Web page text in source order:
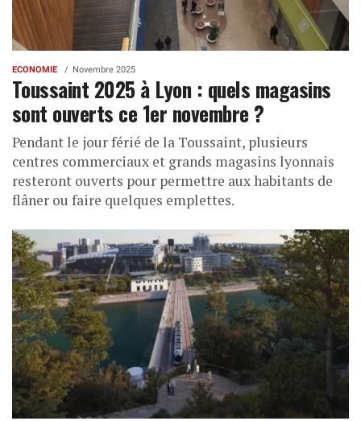
ECONOMIE Novembre 2025
Toussaint 2025 à Lyon : quels magasins
sont ouverts ce 1er novembre ?
Pendant le jour férié de la Toussaint, plusieurs
centres commerciaux et grands magasins lyonnais
resteront ouverts pour permettre aux habitants de
flâner ou faire quelques emplettes.